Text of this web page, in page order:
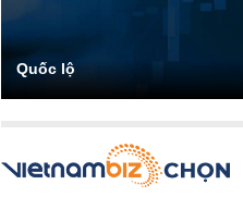
Quốc lộ